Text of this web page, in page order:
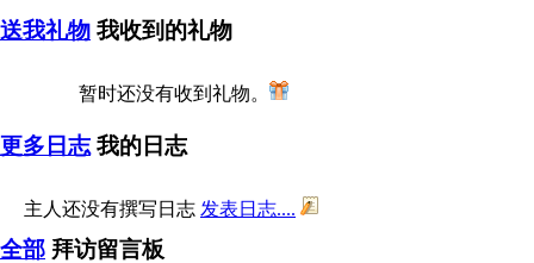
送我礼物 我收到的礼物
暂时还没有收到礼物。
更多日志 我的日志
主人还没有撰写日志 发表日志....
全部 拜访留言板